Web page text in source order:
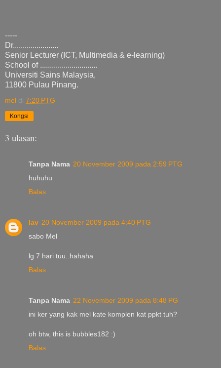
-----
Dr.......................
Senior Lecturer (ICT, Multimedia & e-learning)
School of .............................
Universiti Sains Malaysia,
11800 Pulau Pinang.
mel di 7:20 PTG
Kongsi
3 ulasan:
Tanpa Nama 20 November 2009 pada 2:59 PTG
huhuhu
Balas
lav 20 November 2009 pada 4:40 PTG
sabo Mel
lg 7 hari tuu..hahaha
Balas
Tanpa Nama 22 November 2009 pada 8:48 PG
ini ker yang kak mel kate komplen kat ppkt tuh?
oh btw, this is bubbles182 :)
Balas